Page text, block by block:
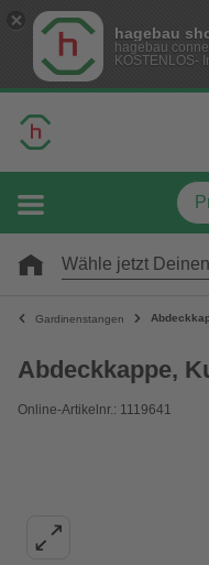
hagebau
hagebau
KOSTENLOS-
Wähle jetzt
Gardinenstangen
Abdeckkappe,
Online-Artikelnr.: 1119641